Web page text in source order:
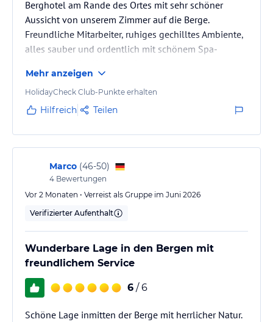
Mit der Werfenweng Card sind Sie mobil und flexibel. Viele
unvergessliche Aktivitäten sind für Werfenweng Card-Besitzer
kostenfrei.
Sonstige Einrichtungen und Services
Vom 16. November bis einschließlich 18. November 2026 wird
unser Spa Bereich seiner jährlichen Revision unterzogen. In
diesem Zeitraum kann der Pool- und Saunabereich leider nicht
Hinweis: Allgemeine und unverbindliche
Hoteliers-/Veranstalter-/Kataloginformationen. Alle Angaben
ohne Gewähr und ohne Prüfung durch HolidayCheck. Bitte
lies vor der Buchung die verbindlichen
jeweiligen Veranstalters.
Berghotel am Rande des Ortes mit sehr schöner
Aussicht von unserem Zimmer auf die Berge.
Freundliche Mitarbeiter, ruhiges gechilltes Ambiente,
alles sauber und ordentlich mit schönem Spa-
Mehr anzeigen
HolidayCheck Club-Punkte erhalten
Hilfreich Teilen
Marco (46-50)
4 Bewertungen
Vor 2 Monaten • Verreist als Gruppe im Juni 2026
Verifizierter Aufenthalt
Wunderbare Lage in den Bergen mit
freundlichem Service
6 / 6
Schöne Lage inmitten der Berge mit herrlicher Natur.